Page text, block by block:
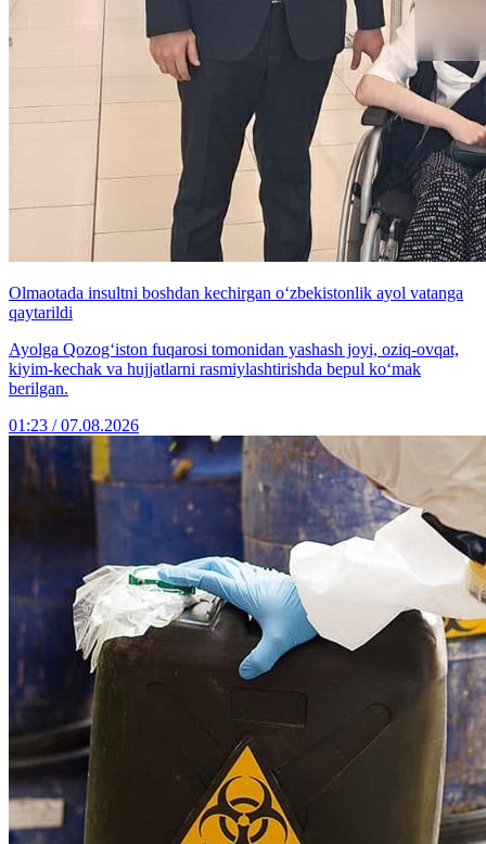
Olmaotada insultni boshdan kechirgan o‘zbekistonlik ayol vatanga
qaytarildi
Ayolga Qozog‘iston fuqarosi tomonidan yashash joyi, oziq-ovqat,
kiyim-kechak va hujjatlarni rasmiylashtirishda bepul ko‘mak
berilgan.
01:23 / 07.08.2026